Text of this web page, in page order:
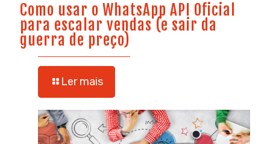
Como usar o WhatsApp API Oficial
para escalar vendas (e sair da
guerra de preço)
Ler mais